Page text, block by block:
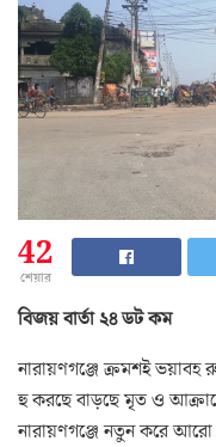
42
শেয়ার
বিজয় বার্তা ২৪ ডট কম
নারায়ণগঞ্জে ক্রমশই ভয়াবহ
হু করছে বাড়ছে মৃত ও
নারায়ণগঞ্জে নতুন করে